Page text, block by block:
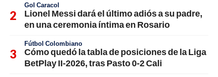
Gol Caracol
Lionel Messi dará el último adiós a su padre,
en una ceremonia íntima en Rosario
Fútbol Colombiano
Cómo quedó la tabla de posiciones de la Liga
BetPlay II-2026, tras Pasto 0-2 Cali